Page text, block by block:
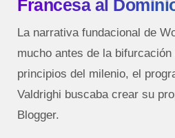
Francesa al
La narrativa fundacional de
mucho antes de la
principios del milenio, el
Valdrighi buscaba crear su
Blogger.